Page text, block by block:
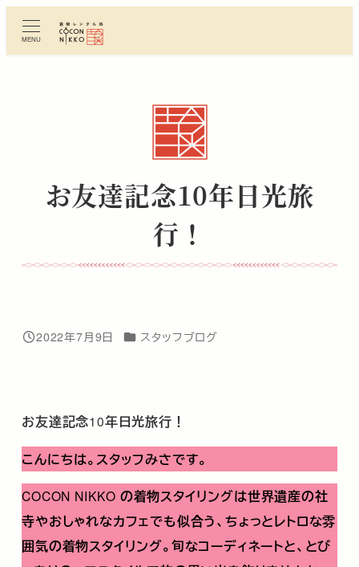
ン
MENU
お友達記念10年日光旅
行！
投稿日
2022年7月9日 カテゴリー
スタッフブログ
お友達記念10年日光旅行！
こんにちは。スタッフみさです。
COCON NIKKO の着物スタイリングは世界遺産の社
寺やおしゃれなカフェでも似合う、ちょっとレトロな雰
囲気の着物スタイリング。旬なコーディネートと、とび